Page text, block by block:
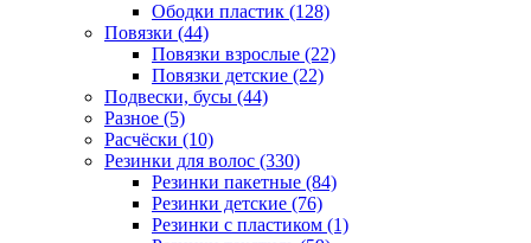
Ободки пластик (128)
Повязки (44)
Повязки взрослые (22)
Повязки детские (22)
Подвески, бусы (44)
Разное (5)
Расчёски (10)
Резинки для волос (330)
Резинки пакетные (84)
Резинки детские (76)
Резинки с пластиком (1)